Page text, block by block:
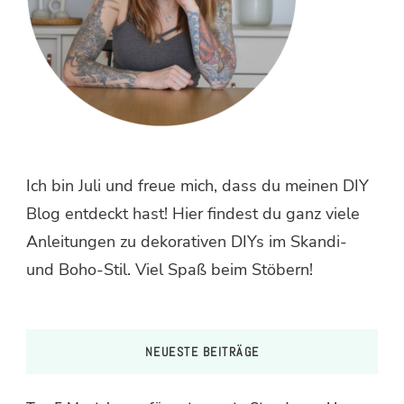
Ich bin Juli und freue mich, dass du meinen DIY
Blog entdeckt hast! Hier findest du ganz viele
Anleitungen zu dekorativen DIYs im Skandi-
und Boho-Stil. Viel Spaß beim Stöbern!
NEUESTE BEITRÄGE